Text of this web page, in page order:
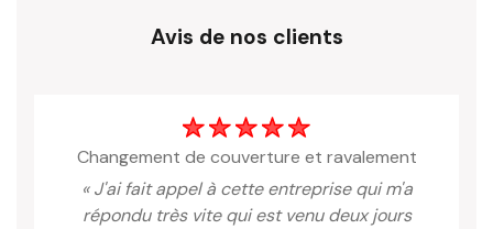
Avis de nos clients
changement de couverture et ravalement
« J'ai fait appel à cette entreprise qui m'a
répondu très vite qui est venu deux jours